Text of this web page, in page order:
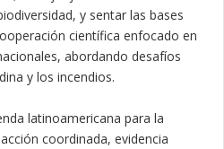
y sentar las bases
científica enfocado en
abordando desafíos
y los incendios.
latinoamericana para la
coordinada, evidencia